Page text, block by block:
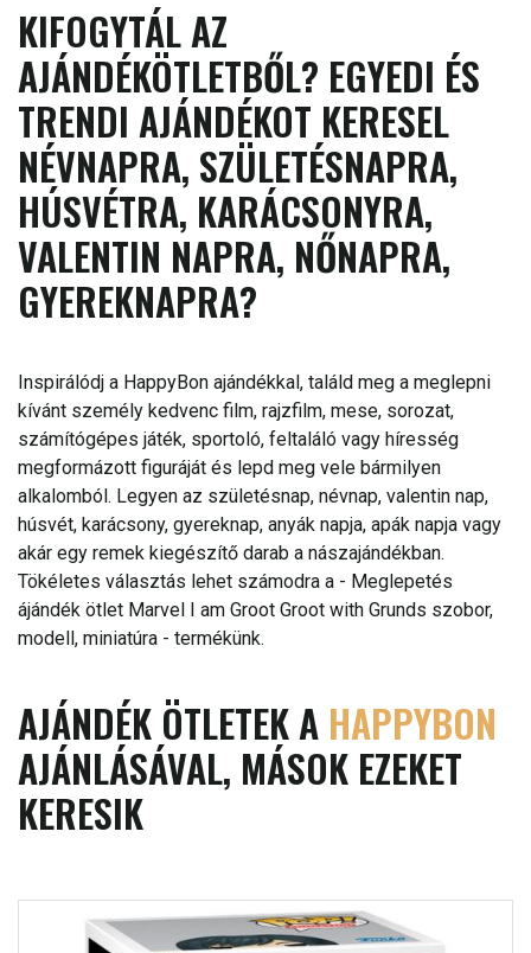
KIFOGYTÁL AZ
AJÁNDÉKÖTLETBŐL? EGYEDI ÉS
TRENDI AJÁNDÉKOT KERESEL
NÉVNAPRA, SZÜLETÉSNAPRA,
HÚSVÉTRA, KARÁCSONYRA,
VALENTIN NAPRA, NŐNAPRA,
GYEREKNAPRA?
Inspirálódj a HappyBon ajándékkal, találd meg a meglepni
kívánt személy kedvenc film, rajzfilm, mese, sorozat,
számítógépes játék, sportoló, feltaláló vagy híresség
megformázott figuráját és lepd meg vele bármilyen
alkalomból. Legyen az születésnap, névnap, valentin nap,
húsvét, karácsony, gyereknap, anyák napja, apák napja vagy
akár egy remek kiegészítő darab a nászajándékban.
Tökéletes választás lehet számodra a - Meglepetés
ájándék ötlet Marvel I am Groot Groot with Grunds szobor,
modell, miniatúra - termékünk.
AJÁNDÉK ÖTLETEK A HAPPYBON
AJÁNLÁSÁVAL, MÁSOK EZEKET
KERESIK